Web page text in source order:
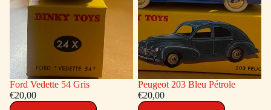
Ford Vedette 54 Gris
€20,00
Peugeot 203 Bleu Pétrole
€20,00